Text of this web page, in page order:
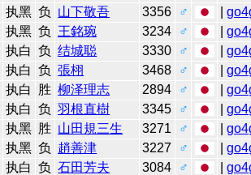
执黑 负 山下敬吾 3356 ♂ |
执黑 负 王銘琬 3234 ♂ |
执白 负 结城聪 3330 ♂ |
执白 负 張栩 3468 ♂ |
执白 胜 柳泽理志 2894 ♂ |
执白 负 羽根直樹 3345 ♂ |
执黑 胜 山田規三生 3271 ♂ |
执黑 负 趙善津 3227 ♂ |
执白 负 石田芳夫 3084 ♂ |